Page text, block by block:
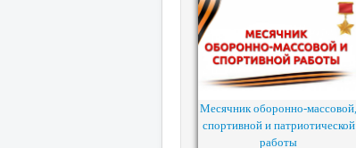
Месячник оборонно-массовой,
спортивной и патриотической
работы